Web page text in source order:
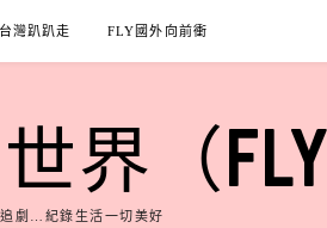
灣趴趴走 FLY國外向前衝
（
劇…紀錄生活一切美好